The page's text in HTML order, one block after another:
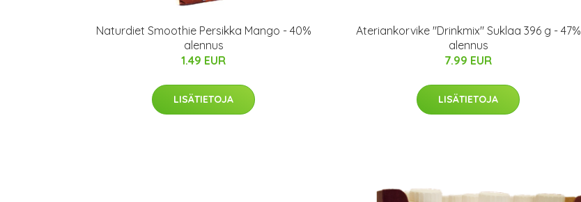
Naturdiet Smoothie Persikka Mango - 40%
alennus
1.49 EUR
LISÄTIETOJA
Ateriankorvike "Drinkmix" Suklaa 396 g - 47%
alennus
7.99 EUR
LISÄTIETOJA